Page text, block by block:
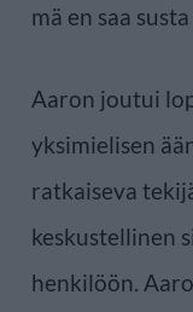
mä en saa
Aaron joutui
yksimielisen
ratkaiseva
keskustellinen
henkilöön.